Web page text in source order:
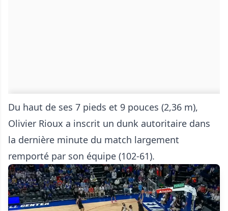
Du haut de ses 7 pieds et 9 pouces (2,36 m),
Olivier Rioux a inscrit un dunk autoritaire dans
la dernière minute du match largement
remporté par son équipe (102-61).